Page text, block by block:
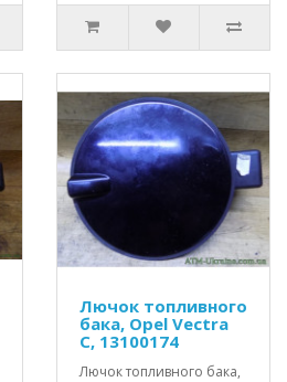
Лючок топливного
бака, Opel Vectra
C, 13100174
Лючок топливного бака,